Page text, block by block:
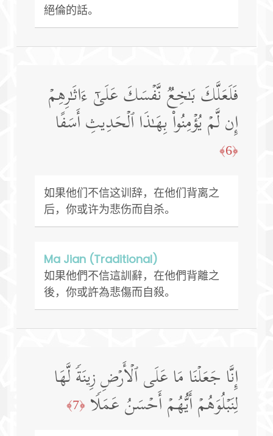
絕倫的話。
فَلَعَلَّكَ بَـٰخِعࣱ نَّفۡسَكَ عَلَىٰۤ ءَاثَـٰرِهِمۡ
إِن لَّمۡ یُؤۡمِنُوا۟ بِهَـٰذَا ٱلۡحَدِیثِ أَسَفًا
﴿6﴾
如果他们不信这训辞，在他们背离之
后，你或许为悲伤而自杀。
Ma Jian (Traditional)
如果他們不信這訓辭，在他們背離之
後，你或許為悲傷而自殺。
إِنَّا جَعَلۡنَا مَا عَلَى ٱلۡأَرۡضِ زِینَةࣰ لَّهَا
لِنَبۡلُوَهُمۡ أَیُّهُمۡ أَحۡسَنُ عَمَلࣰا ﴿7﴾